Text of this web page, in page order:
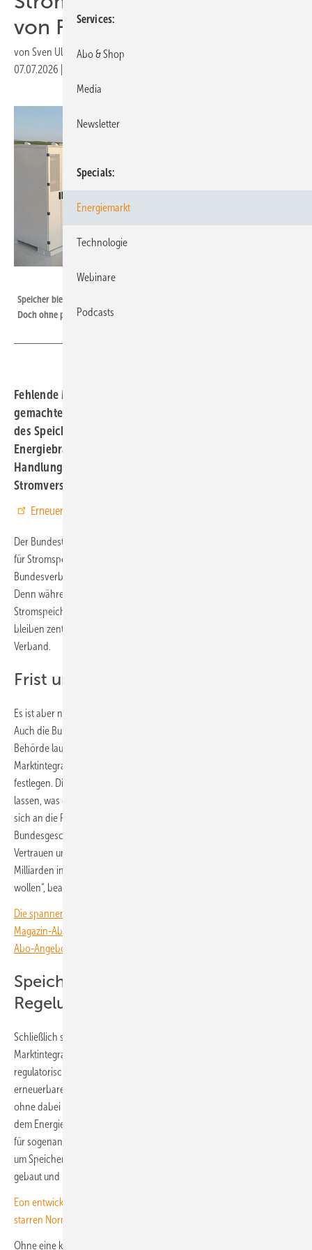
von Flexibilität
von Sven Ullrich
07.07.2026
Speicher bieten die Flexibilität, die das Energiesystem der Zukunft braucht.
Doch ohne passende Regelungen werden sie nicht gebaut.
Fehlende Mispel-Regelungen und ein schlecht
gemachtes Gesetz zur Flexibilisierung spiegeln aus Sicht
des Speicherverbandes die derzeitige Situation für die
Energiebranchen wider. Dabei besteht dringender
Handlungsbedarf, um eine sichere und bezahlbare
Stromversorgung zu gewährleisten.
Erneuerbare Energien bei Google bevorzugen
Der Bundestag geht in die Sommerpause und die neuen Regelungen
für Stromspeicher und Netzbetrieb liegen auf Eis – ein Grund für den
Bundesverband Energie-Speicher (BVES) kritische Bilanz zu ziehen.
Denn während der Bedarf an Flexibilität im Stromsystem wächst und
Stromspeicher zunehmend zur Versorgungssicherheit beitragen,
bleiben zentrale regulatorische Entscheidungen aus, kritisiert der
Verband.
Frist ungenutzt verstrichen
Es ist aber nicht nur der Bundestag, der seine Aufgaben nicht erledigt.
Auch die Bundesnetzagentur hängt hinterher. So sollte die Bonner
Behörde laut EEG bis zum 30. Juni 2026 die Regelungen für die
Marktintegration von Stromspeichern und Ladepunkten (Mispel)
festlegen. Diese Frist hat die Bundesnetzagentur aber verstreichen
lassen, was der BVES besonders kritisch sieht. „Gerade der Staat sollte
sich an die Fristen halten, die er selbst setzt“, fordert Urban Windelen,
Bundesgeschäftsführer des BVES. „Die erneute Verzögerung zerstört
Vertrauen und verlängert die Unsicherheit für Unternehmen, die
Milliarden in die Flexibilisierung unseres Energiesystems investieren
wollen“, beanstandet er.
Die spannendsten Artikel, Grafiken und Dossiers erhalten unsere
Magazin-Abonnent:innen. Sie haben noch kein Abo? Jetzt über alle
Abo-Angebote informieren und Wissensvorsprung sichern.
Speicherinvestoren warten auf
Regelungen
Schließlich sei diese Festlegung ein zentrales Element für die
Marktintegration von Stromspeichern. Denn damit wird erstmals der
regulatorische Rahmen geschaffen, mit dem Batteriespeicher
erneuerbaren Strom und Netzstrom flexibel kombinieren können,
ohne dabei automatisch EEG-Förderansprüche oder Privilegien nach
dem Energiefinanzierungsgesetz zu verlieren. Das ist unter anderem
für sogenannte Co-Location-Projekte wichtig. Dabei handelt es sich
um Speicher, die in Kombination mit Solar- oder Windkraftanlagen
gebaut und betrieben werden.
Eon entwickelt Standard für flexible Netzanschlüsse – BVES warnt vor
starren Normen
Ohne eine klare Regelung wird aber auch der weitere Ausbau von
Services
Abo & Shop
Media
Newsletter
Specials
Energiemarkt
Technologie
Webinare
Podcasts